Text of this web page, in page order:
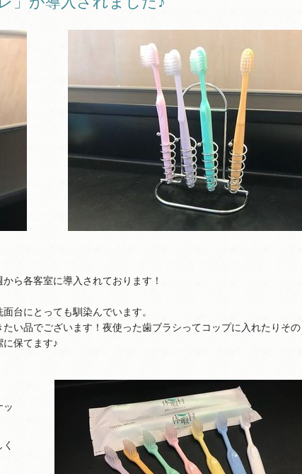
ら各客室に導入されております！
台にとっても馴染んでいます。
い品でございます！夜使った歯ブラシってコップに入れたりそ
保てます♪
ッ